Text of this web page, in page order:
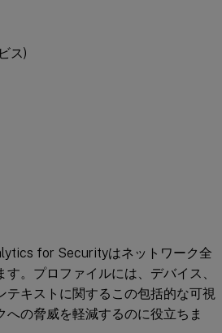
ス)
for Securityはネットワーク全
。プロファイルには、デバイス、
テキストに関するこの包括的な可視
の脅威を軽減するのに役立ちま